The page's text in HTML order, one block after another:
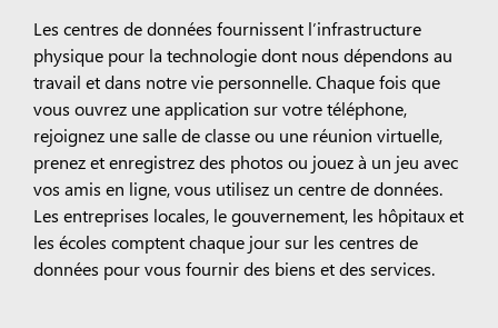
Les centres de données fournissent l’infrastructure
physique pour la technologie dont nous dépendons au
travail et dans notre vie personnelle. Chaque fois que
vous ouvrez une application sur votre téléphone,
rejoignez une salle de classe ou une réunion virtuelle,
prenez et enregistrez des photos ou jouez à un jeu avec
vos amis en ligne, vous utilisez un centre de données.
Les entreprises locales, le gouvernement, les hôpitaux et
les écoles comptent chaque jour sur les centres de
données pour vous fournir des biens et des services.